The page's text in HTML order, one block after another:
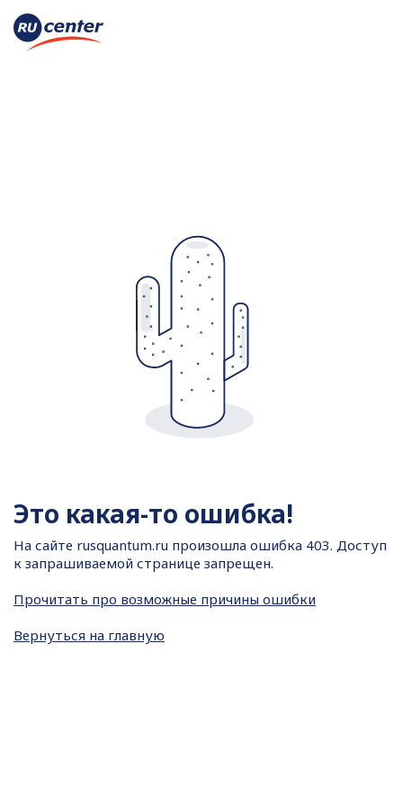
Это какая-то ошибка!
На сайте rusquantum.ru произошла ошибка 403. Доступ
к запрашиваемой странице запрещен.
Прочитать про возможные причины ошибки
Вернуться на главную